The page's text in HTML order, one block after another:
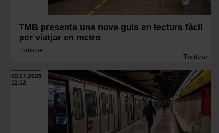
TMB presenta una nova guia en lectura fàcil
per viatjar en metro
Transport
Twittear
02.07.2026
11:22